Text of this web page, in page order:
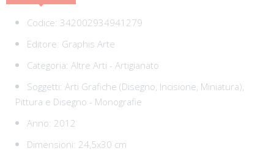
Codice: 342002934941279
Editore: Graphis Arte
Categoria: Altre Arti - Artigianato
Soggetti: Arti Grafiche (Disegno, Incisione, Miniatura),
Pittura e Disegno - Monografie
Anno: 2012
Dimensioni: 24,5x30 cm